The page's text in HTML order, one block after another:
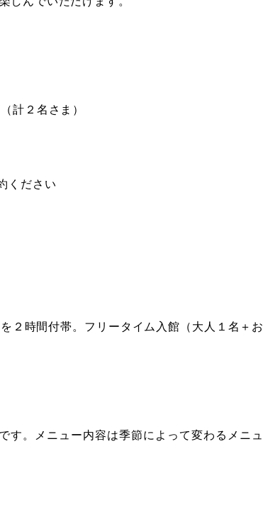
計２名さま）
ください
２時間付帯。フリータイム入館（大人１名＋お
す。メニュー内容は季節によって変わるメニュ